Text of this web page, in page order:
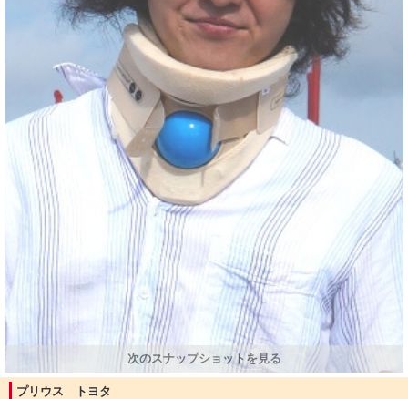
プリウス トヨタ